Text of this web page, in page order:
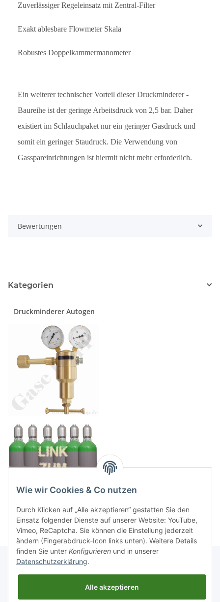
Zuverlässiger Regeleinsatz mit Zentral-Filter
Exakt ablesbare Flowmeter Skala
Robustes Doppelkammermanometer
Ein weiterer technischer Vorteil dieser Druckminderer -
Baureihe ist der geringe Arbeitsdruck von 2,5 bar. Daher
existiert im Schlauchpaket nur ein geringer Gasdruck und
somit ein geringer Staudruck. Die Verwendung von
Gasspareinrichtungen ist hiermit nicht mehr erforderlich.
Bewertungen
Kategorien
Druckminderer Autogen
Wie wir Cookies & Co nutzen
Durch Klicken auf „Alle akzeptieren“ gestatten Sie den
Einsatz folgender Dienste auf unserer Website: YouTube,
Vimeo, ReCaptcha. Sie können die Einstellung jederzeit
ändern (Fingerabdruck-Icon links unten). Weitere Details
finden Sie unter Konfigurieren und in unserer
Datenschutzerklärung.
Alle akzeptieren